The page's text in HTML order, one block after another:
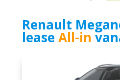
Renault
lease All-in